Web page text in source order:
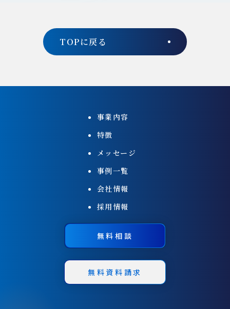
TOPに戻る
事業内容
特徴
メッセージ
事例一覧
会社情報
採用情報
無料相談
無料資料請求